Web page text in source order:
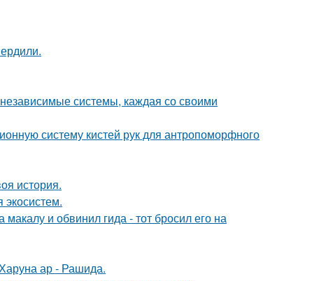
системы, каждая со своими
систему кистей рук для антропоморфного
история.
экосистем.
и обвинил гида - тот бросил его на
ар - Рашида.